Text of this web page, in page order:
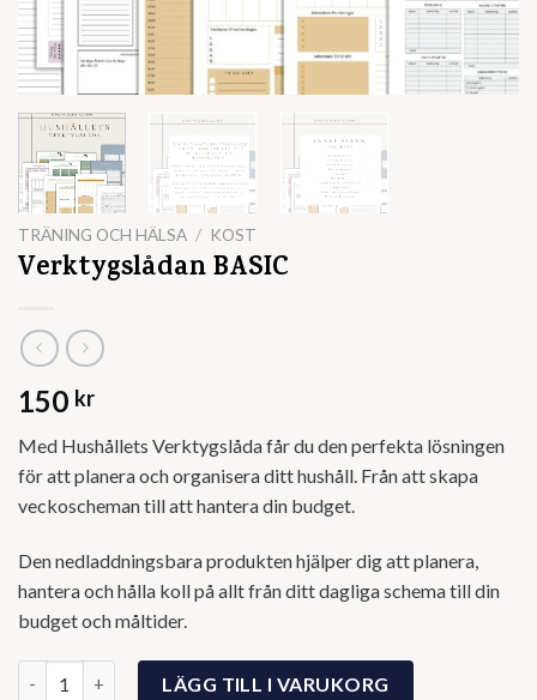
TRÄNING OCH HÄLSA / KOST
Verktygslådan BASIC
150 kr
Med Hushållets Verktygslåda får du den perfekta lösningen
för att planera och organisera ditt hushåll. Från att skapa
veckoscheman till att hantera din budget.
Den nedladdningsbara produkten hjälper dig att planera,
hantera och hålla koll på allt från ditt dagliga schema till din
budget och måltider.
Verktygslådan BASIC mängdLÄGG TILL I VARUKORG